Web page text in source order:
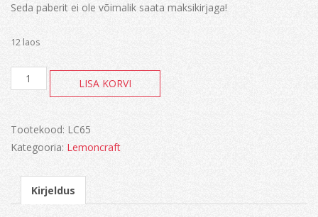
Seda paberit ei ole võimalik saata maksikirjaga!
12 laos
Fresh
Summer
LISA KORVI
Tootekood: LC65
Kategooria: Lemoncraft
Kirjeldus